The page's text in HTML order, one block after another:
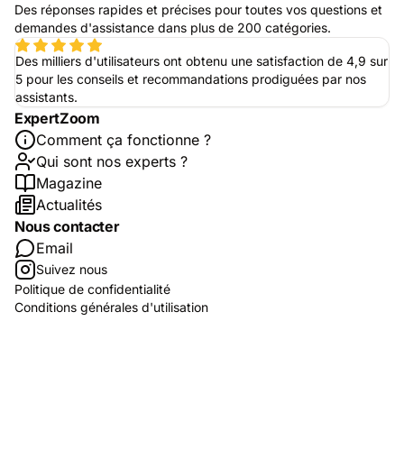
Des réponses rapides et précises pour toutes vos questions et
demandes d'assistance dans plus de 200 catégories.
Des milliers d'utilisateurs ont obtenu une satisfaction de 4,9 sur
5 pour les conseils et recommandations prodiguées par nos
assistants.
ExpertZoom
Comment ça fonctionne ?
Qui sont nos experts ?
Magazine
Actualités
Nous contacter
Email
Suivez nous
Politique de confidentialité
Conditions générales d'utilisation